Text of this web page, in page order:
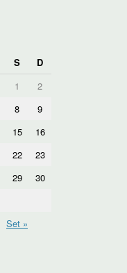
S
D
1
2
8
9
15
16
22
23
29
30
Set »